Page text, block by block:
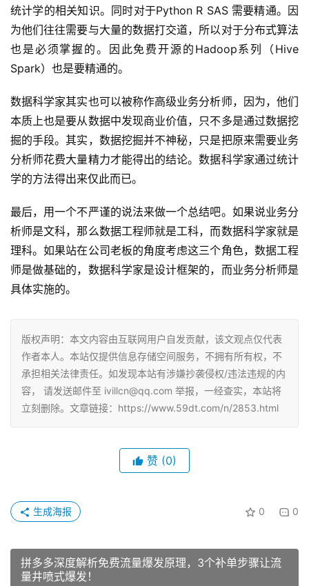
统计学的相关知识。同时对于Python R SAS 需要精通。因
为他们往往需要与大量的数据打交道，所以对于分布式算法
也是必须掌握的。因此免费开源的Hadoop系列（Hive
Spark）也是要精通的。
数据科学家其实也可以被称作高级业务分析师，因为，他们
本质上也是要从数据中发现商业价值，只不多是通过数据挖
掘的手段。其实，数据挖掘并不神秘，只是把原来需要业务
分析师花费大量精力才能得出的结论。数据科学家通过统计
学的方法得出来仅此而已。
最后，用一个不严谨的说法来做一个总结吧。如果说业务分
析师是文科，那么数据工程师就是工科，而数据科学家就是
理科。如果站在公司老板的角度考虑这三个角色，数据工程
师是做基础的，数据科学家是设计框架的，而业务分析师是
具体实施的。
版权声明：本文内容由互联网用户自发贡献，该文观点仅代表
作者本人。本站仅提供信息存储空间服务，不拥有所有权，不
承担相关法律责任。如发现本站有涉嫌抄袭侵权/违法违规的内
容， 请发送邮件至 ivillcn@qq.com 举报，一经查实，本站将
立刻删除。文章链接：https://www.59dt.com/n/2853.html
赞 (0)
0 0
生成海报
拼多多深度解析免费流量爆发原理，3个补单步骤让流
量井喷式爆发！